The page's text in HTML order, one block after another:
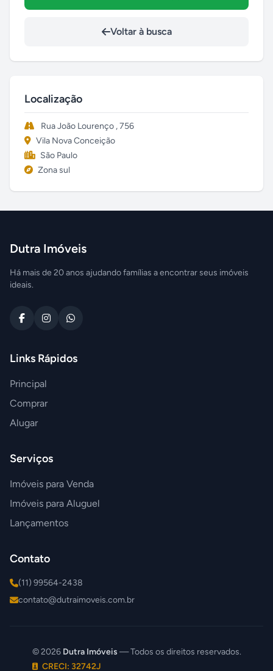
Voltar à busca
Localização
Rua João Lourenço , 756
Vila Nova Conceição
São Paulo
Zona sul
Dutra Imóveis
Há mais de 20 anos ajudando famílias a encontrar seus imóveis
ideais.
Links Rápidos
Principal
Comprar
Alugar
Serviços
Imóveis para Venda
Imóveis para Aluguel
Lançamentos
Contato
(11) 99564-2438
contato@dutraimoveis.com.br
© 2026 Dutra Imóveis — Todos os direitos reservados.
CRECI: 32742J